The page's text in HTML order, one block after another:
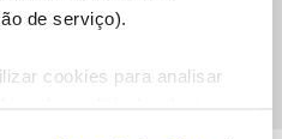
de serviço).
cookies para analisar